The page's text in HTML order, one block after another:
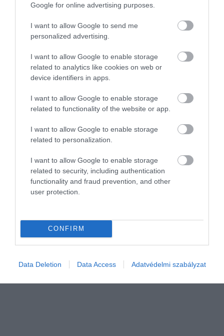
Google for online advertising purposes.
I want to allow Google to send me
personalized advertising.
I want to allow Google to enable storage
related to analytics like cookies on web or
device identifiers in apps.
I want to allow Google to enable storage
related to functionality of the website or app.
I want to allow Google to enable storage
related to personalization.
I want to allow Google to enable storage
related to security, including authentication
functionality and fraud prevention, and other
user protection.
CONFIRM
Data Deletion Data Access Adatvédelmi szabályzat
Internet az űrből, vevők az emberek Elon Musk
ötletére
milliárd embernek. Olyanoknak is, akiknek eddig nem volt
lehetőségük csatlakozni a világhálóra. Az egész bolygót behálózó
műholdflottája…